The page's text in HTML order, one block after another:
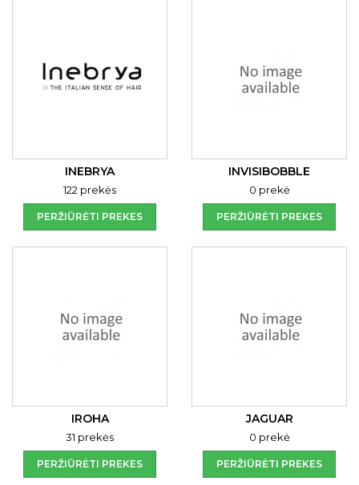
INEBRYA
122 prekės
PERŽIŪRĖTI PREKES
INVISIBOBBLE
0 prekė
PERŽIŪRĖTI PREKES
IROHA
31 prekės
PERŽIŪRĖTI PREKES
JAGUAR
0 prekė
PERŽIŪRĖTI PREKES